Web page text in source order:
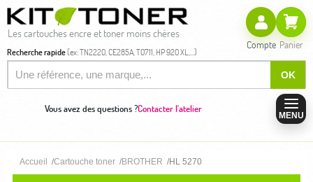
Les cartouches encre et toner moins chères
Recherche rapide(ex: TN2220, CE285A, T0711, HP 920 XL,...)
OK
Compte Panier
Vous avez des questions ?Contacter l'atelier
MENU
Accueil Cartouche toner BROTHER HL 5270